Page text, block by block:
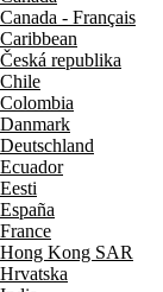
Canada - Français
Caribbean
Česká republika
Chile
Colombia
Danmark
Deutschland
Ecuador
Eesti
España
France
Hong Kong SAR
Hrvatska